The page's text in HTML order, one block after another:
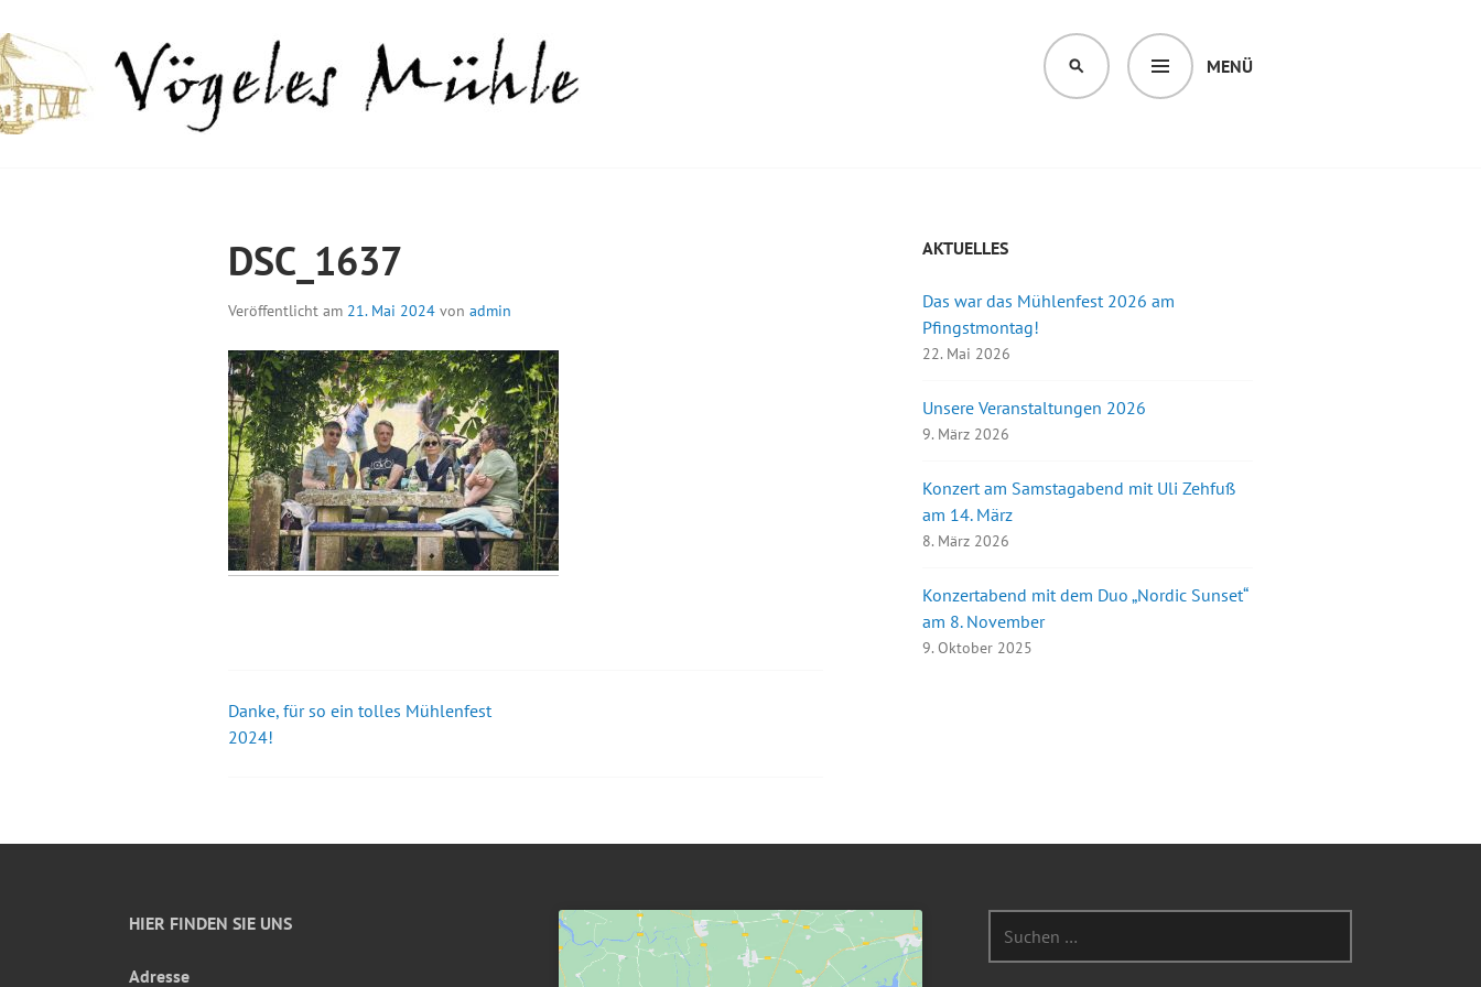
zum
Inhalt
MENÜ
SUCHEN
DSC_1637
Veröffentlicht am 21. Mai 2024 von admin
Beitrags-
Danke, für so ein tolles Mühlenfest
2024!
AKTUELLES
Das war das Mühlenfest 2026 am
Pfingstmontag!
22. Mai 2026
Unsere Veranstaltungen 2026
9. März 2026
Konzert am Samstagabend mit Uli Zehfuß
am 14. März
8. März 2026
Konzertabend mit dem Duo „Nordic Sunset“
am 8. November
9. Oktober 2025
HIER FINDEN SIE UNS
Adresse
nach: